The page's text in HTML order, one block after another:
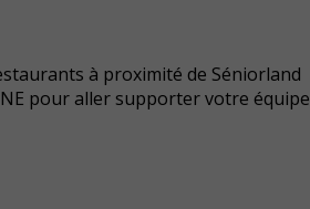
à proximité de Séniorland
pour aller supporter votre équipe